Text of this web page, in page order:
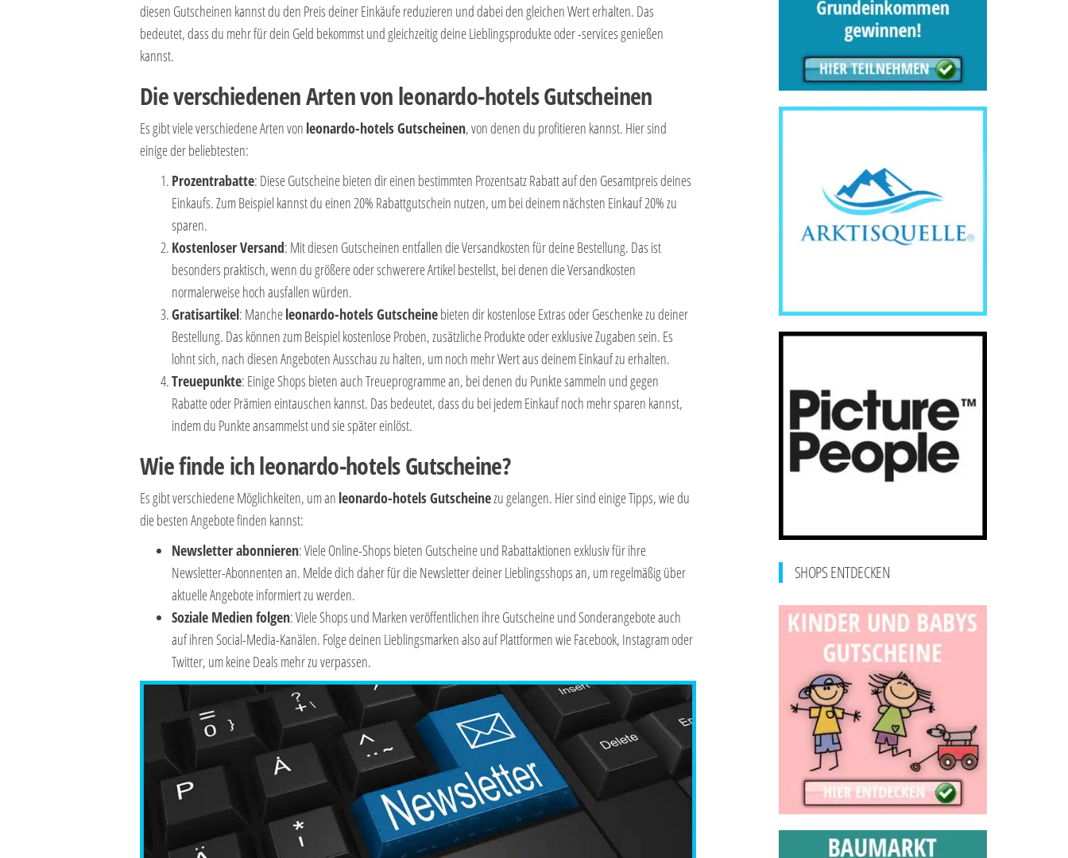
diesen Gutscheinen kannst du den Preis deiner Einkäufe reduzieren und dabei den gleichen Wert erhalten. Das
bedeutet, dass du mehr für dein Geld bekommst und gleichzeitig deine Lieblingsprodukte oder -services genießen
kannst.
Die verschiedenen Arten von leonardo-hotels Gutscheinen
Es gibt viele verschiedene Arten von leonardo-hotels Gutscheinen, von denen du profitieren kannst. Hier sind
einige der beliebtesten:
Prozentrabatte: Diese Gutscheine bieten dir einen bestimmten Prozentsatz Rabatt auf den Gesamtpreis deines
Einkaufs. Zum Beispiel kannst du einen 20% Rabattgutschein nutzen, um bei deinem nächsten Einkauf 20% zu
sparen.
Kostenloser Versand: Mit diesen Gutscheinen entfallen die Versandkosten für deine Bestellung. Das ist
besonders praktisch, wenn du größere oder schwerere Artikel bestellst, bei denen die Versandkosten
normalerweise hoch ausfallen würden.
Gratisartikel: Mancheleonardo-hotels Gutscheinebieten dir kostenlose Extras oder Geschenke zu deiner
Bestellung. Das können zum Beispiel kostenlose Proben, zusätzliche Produkte oder exklusive Zugaben sein. Es
lohnt sich, nach diesen Angeboten Ausschau zu halten, um noch mehr Wert aus deinem Einkauf zu erhalten.
Treuepunkte: Einige Shops bieten auch Treueprogramme an, bei denen du Punkte sammeln und gegen
Rabatte oder Prämien eintauschen kannst. Das bedeutet, dass du bei jedem Einkauf noch mehr sparen kannst,
indem du Punkte ansammelst und sie später einlöst.
Wie finde ich leonardo-hotels Gutscheine?
Es gibt verschiedene Möglichkeiten, um an leonardo-hotels Gutscheinezu gelangen. Hier sind einige Tipps, wie du
die besten Angebote finden kannst:
Newsletter abonnieren: Viele Online-Shops bieten Gutscheine und Rabattaktionen exklusiv für ihre
Newsletter-Abonnenten an. Melde dich daher für die Newsletter deiner Lieblingsshops an, um regelmäßig über
aktuelle Angebote informiert zu werden.
Soziale Medien folgen: Viele Shops und Marken veröffentlichen ihre Gutscheine und Sonderangebote auch
auf ihren Social-Media-Kanälen. Folge deinen Lieblingsmarken also auf Plattformen wie Facebook, Instagram oder
Twitter, um keine Deals mehr zu verpassen.
SHOPS ENTDECKEN